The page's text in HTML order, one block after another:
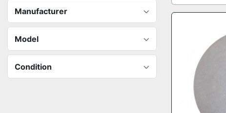
Manufacturer
Model
Condition